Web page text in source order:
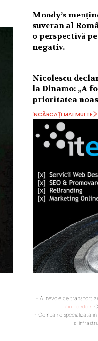
Moody’s
suveran al
o perspectivă
negativ.
Nicolescu
la Dinamo: „A
prioritatea
ÎNCĂRCAȚI MAI MULTE
- Ai nevoie de transport
Taxi London.
- Companie specializata
si